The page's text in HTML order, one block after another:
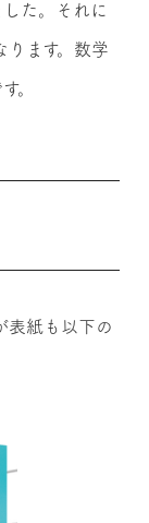
た。それに
ります。数学
。
表紙も以下の